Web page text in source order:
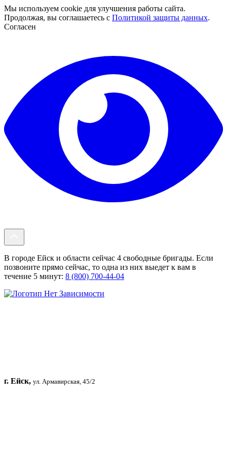
Мы используем cookie для улучшения работы сайта.
Продолжая, вы соглашаетесь с Политикой защиты данных.
Согласен
В городе Ейск и области сейчас 4 свободные бригады. Если
позвоните прямо сейчас, то одна из них выедет к вам в
течение 5 минут: 8 (800) 700-44-04
г. Ейск, ул. Армавирская, 45/2